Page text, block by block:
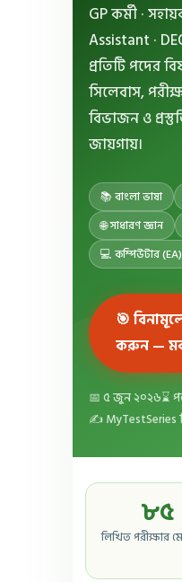
GP কর্মী ·
Assistant ·
প্রতিটি পদের
সিলেবাস,
বিভাজন ও
জায়গায়।
📚 বাংলা ভাষা
🌐 সাধারণ জ্ঞান
💻 কম্পিউটার (EA)
🎯
করুন — মক
📅 ৫ জুন ২০২৬⌛
✍️ MyTestSeries
৮৫
লিখিত পরীক্ষার